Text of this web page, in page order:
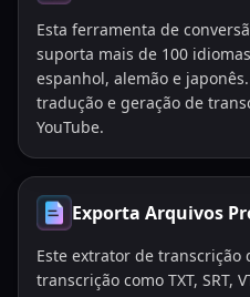
Esta ferramenta de
suporta mais de 100
espanhol, alemão e
tradução e geração de
YouTube.
Exporta Arquivos
Este extrator de transcrição
transcrição como TXT, SRT,